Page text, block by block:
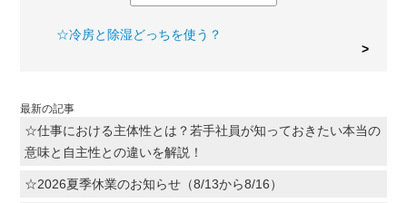
☆冷房と除湿どっちを使う？
最新の記事
☆仕事における主体性とは？若手社員が知っておきたい本当の
意味と自主性との違いを解説！
☆2026夏季休業のお知らせ（8/13から8/16）